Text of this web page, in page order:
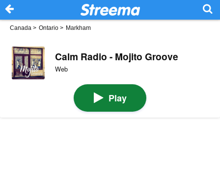
Canada > Ontario > Markham
Calm Radio - Mojito Groove
Web
Play